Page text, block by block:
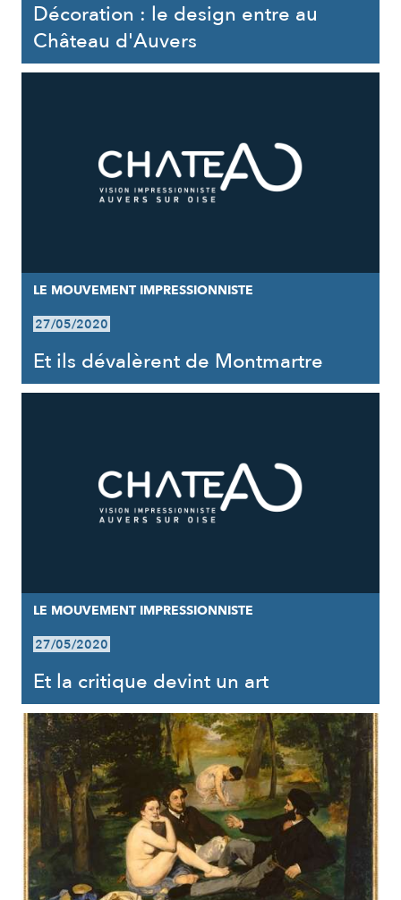
Décoration : le design entre au
Château d'Auvers
LE MOUVEMENT IMPRESSIONNISTE
27/05/2020
Et ils dévalèrent de Montmartre
LE MOUVEMENT IMPRESSIONNISTE
27/05/2020
Et la critique devint un art